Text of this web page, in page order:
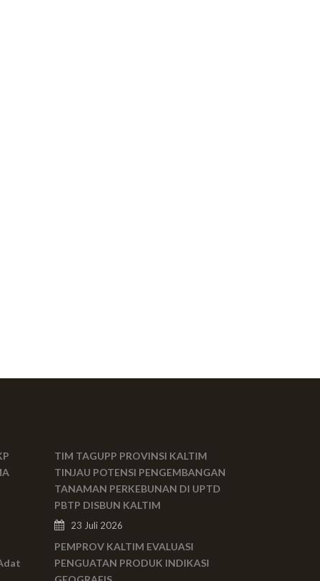
TIM TAGUPP PROVINSI KALTIM
TINJAU POTENSI PENGEMBANGAN
TANAMAN PERKEBUNAN DI UPTD
PBTP DISBUN KALTIM
23 Juli 2026
PEMPROV KALTIM EVALUASI
PENGUATAN PRODUK INDIKASI